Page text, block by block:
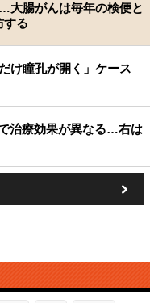
大腸がんは毎年の検便と
する
け瞳孔が開く」ケース
治療効果が異なる…右は